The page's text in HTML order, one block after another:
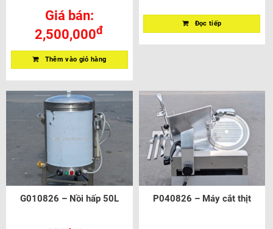
Giá bán:
2,500,000đ
Thêm vào giỏ hàng
Đọc tiếp
G010826 – Nồi hấp 50L P040826 – Máy cắt thịt